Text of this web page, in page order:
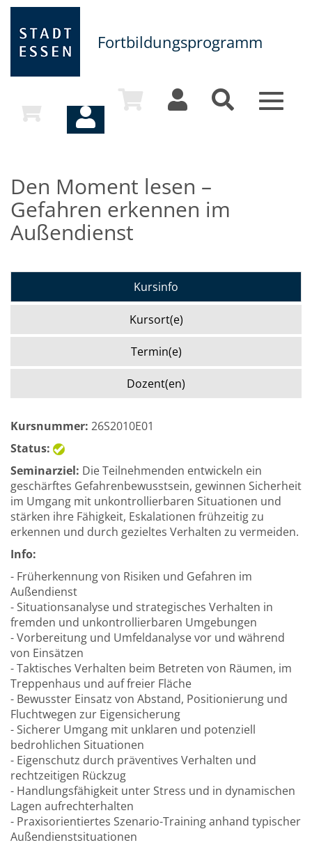
Fortbildungsprogramm
Toggle
Den Moment lesen –
Gefahren erkennen im
Außendienst
Kursinfo
Kursort(e)
Termin(e)
Dozent(en)
Kursnummer: 26S2010E01
Status:
Seminarziel: Die Teilnehmenden entwickeln ein
geschärftes Gefahrenbewusstsein, gewinnen Sicherheit
im Umgang mit unkontrollierbaren Situationen und
stärken ihre Fähigkeit, Eskalationen frühzeitig zu
erkennen und durch gezieltes Verhalten zu vermeiden.
Info:
- Früherkennung von Risiken und Gefahren im
Außendienst
- Situationsanalyse und strategisches Verhalten in
fremden und unkontrollierbaren Umgebungen
- Vorbereitung und Umfeldanalyse vor und während
von Einsätzen
- Taktisches Verhalten beim Betreten von Räumen, im
Treppenhaus und auf freier Fläche
- Bewusster Einsatz von Abstand, Positionierung und
Fluchtwegen zur Eigensicherung
- Sicherer Umgang mit unklaren und potenziell
bedrohlichen Situationen
- Eigenschutz durch präventives Verhalten und
rechtzeitigen Rückzug
- Handlungsfähigkeit unter Stress und in dynamischen
Lagen aufrechterhalten
- Praxisorientiertes Szenario-Training anhand typischer
Außendienstsituationen